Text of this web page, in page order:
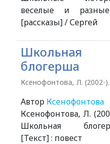
веселые и
[рассказы] / Сергей
Школьная
блогерша
Ксенофонтова, Л. (2002-).
Автор Ксенофонтова
Ксенофонтова, Л.
Школьная
[Текст] : повест